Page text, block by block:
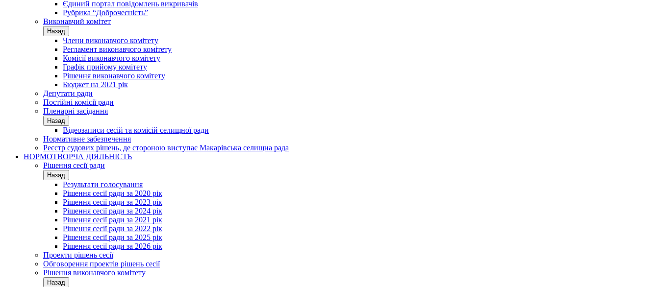
Єдиний портал повідомлень викривачів
Рубрика “Доброчесність”
Виконавчий комітет
Назад
Члени виконавчого комітету
Регламент виконавчого комітету
Комісії виконавчого комітету
Графік прийому комітету
Рішення виконавчого комітету
Бюджет на 2021 рік
Депутати ради
Постійні комісії ради
Пленарні засідання
Назад
Відеозаписи сесій та комісій селищної ради
Нормативне забезпечення
Реєстр судових рішень, де стороною виступає Макарівська селищна рада
НОРМОТВОРЧА ДІЯЛЬНІСТЬ
Рішення сесії ради
Назад
Результати голосування
Рішення сесії ради за 2020 рік
Рішення сесії ради за 2023 рік
Рішення сесії ради за 2024 рік
Рішення сесії ради за 2021 рік
Рішення сесії ради за 2022 рік
Рішення сесії ради за 2025 рік
Рішення сесії ради за 2026 рік
Проекти рішень сесії
Обговорення проектів рішень сесії
Рішення виконавчого комітету
Назад